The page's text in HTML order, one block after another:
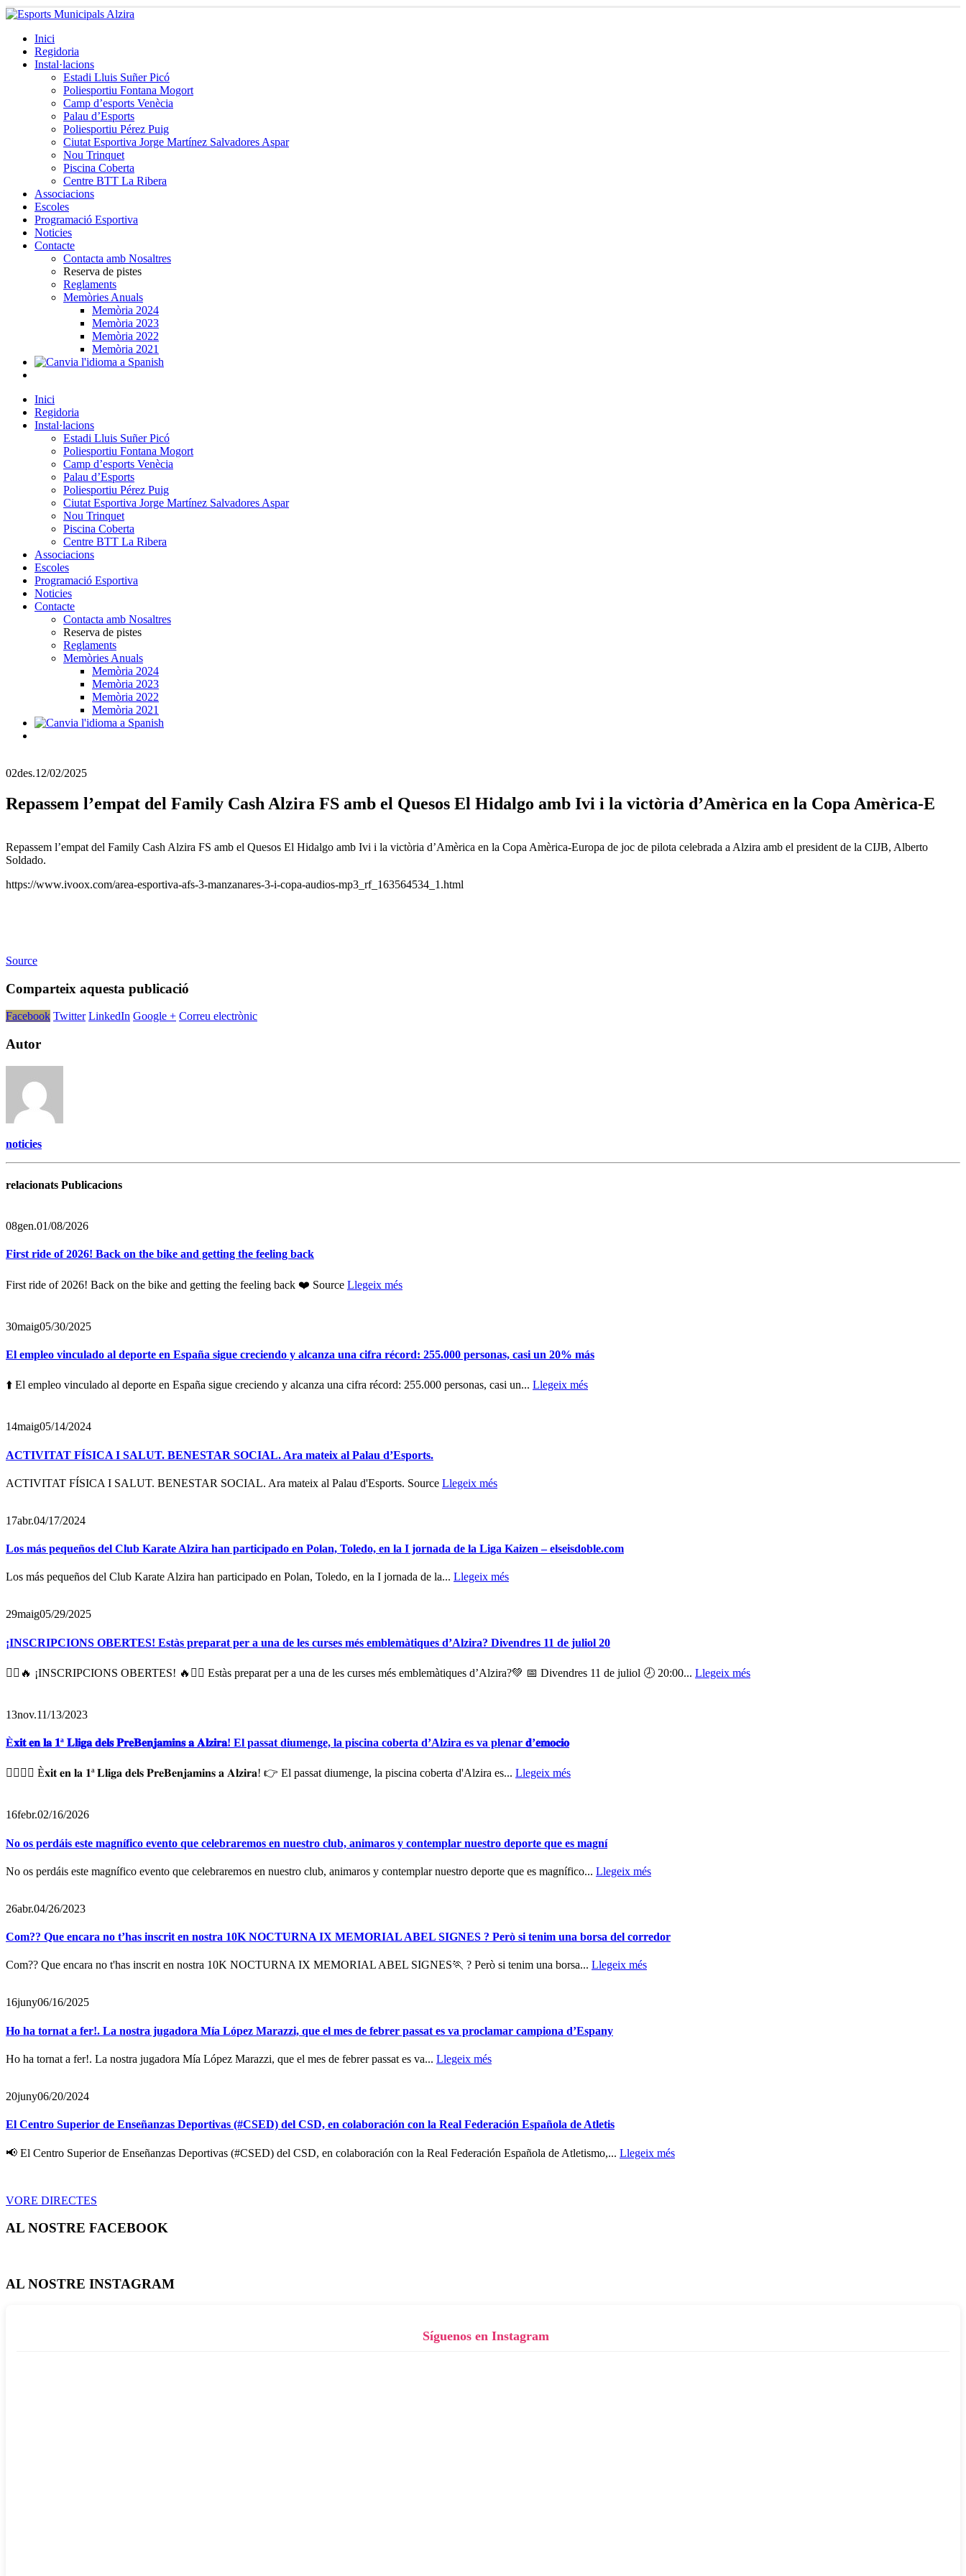
Inici
Regidoria
Instal·lacions
Estadi Lluis Suñer Picó
Poliesportiu Fontana Mogort
Camp d’esports Venècia
Palau d’Esports
Poliesportiu Pérez Puig
Ciutat Esportiva Jorge Martínez Salvadores Aspar
Nou Trinquet
Piscina Coberta
Centre BTT La Ribera
Associacions
Escoles
Programació Esportiva
Noticies
Contacte
Contacta amb Nosaltres
Reserva de pistes
Reglaments
Memòries Anuals
Memòria 2024
Memòria 2023
Memòria 2022
Memòria 2021
Inici
Regidoria
Instal·lacions
Estadi Lluis Suñer Picó
Poliesportiu Fontana Mogort
Camp d’esports Venècia
Palau d’Esports
Poliesportiu Pérez Puig
Ciutat Esportiva Jorge Martínez Salvadores Aspar
Nou Trinquet
Piscina Coberta
Centre BTT La Ribera
Associacions
Escoles
Programació Esportiva
Noticies
Contacte
Contacta amb Nosaltres
Reserva de pistes
Reglaments
Memòries Anuals
Memòria 2024
Memòria 2023
Memòria 2022
Memòria 2021
02des.12/02/2025
Repassem l’empat del Family Cash Alzira FS amb el Quesos El Hidalgo amb Ivi i la victòria d’Amèrica en la Copa Amèrica-E
Repassem l’empat del Family Cash Alzira FS amb el Quesos El Hidalgo amb Ivi i la victòria d’Amèrica en la Copa Amèrica-Europa de joc de pilota celebrada a Alzira amb el president de la CIJB, Alberto
Soldado.
https://www.ivoox.com/area-esportiva-afs-3-manzanares-3-i-copa-audios-mp3_rf_163564534_1.html
Source
Comparteix aquesta publicació
Facebook Twitter LinkedIn Google + Correu electrònic
Autor
noticies
relacionats Publicacions
08gen.01/08/2026
First ride of 2026! Back on the bike and getting the feeling back
First ride of 2026! Back on the bike and getting the feeling back ❤️ Source Llegeix més
30maig05/30/2025
El empleo vinculado al deporte en España sigue creciendo y alcanza una cifra récord: 255.000 personas, casi un 20% más
⬆️ El empleo vinculado al deporte en España sigue creciendo y alcanza una cifra récord: 255.000 personas, casi un... Llegeix més
14maig05/14/2024
ACTIVITAT FÍSICA I SALUT. BENESTAR SOCIAL. Ara mateix al Palau d’Esports.
ACTIVITAT FÍSICA I SALUT. BENESTAR SOCIAL. Ara mateix al Palau d'Esports. Source Llegeix més
17abr.04/17/2024
Los más pequeños del Club Karate Alzira han participado en Polan, Toledo, en la I jornada de la Liga Kaizen – elseisdoble.com
Los más pequeños del Club Karate Alzira han participado en Polan, Toledo, en la I jornada de la... Llegeix més
29maig05/29/2025
¡INSCRIPCIONS OBERTES! Estàs preparat per a una de les curses més emblemàtiques d’Alzira? Divendres 11 de juliol 20
🏃‍♂️🔥 ¡INSCRIPCIONS OBERTES! 🔥🏃‍♀️ Estàs preparat per a una de les curses més emblemàtiques d’Alzira?💚 📅 Divendres 11 de juliol 🕗 20:00... Llegeix més
13nov.11/13/2023
È𝐱𝐢𝐭 𝐞𝐧 𝐥𝐚 𝟏ª 𝐋𝐥𝐢𝐠𝐚 𝐝𝐞𝐥𝐬 𝐏𝐫𝐞𝐁𝐞𝐧𝐣𝐚𝐦𝐢𝐧𝐬 𝐚 𝐀𝐥𝐳𝐢𝐫𝐚! El passat diumenge, la piscina coberta d’Alzira es va plenar 𝐝’𝐞𝐦𝐨𝐜𝐢𝐨
🏊‍♀️🏊‍♀️ È𝐱𝐢𝐭 𝐞𝐧 𝐥𝐚 𝟏ª 𝐋𝐥𝐢𝐠𝐚 𝐝𝐞𝐥𝐬 𝐏𝐫𝐞𝐁𝐞𝐧𝐣𝐚𝐦𝐢𝐧𝐬 𝐚 𝐀𝐥𝐳𝐢𝐫𝐚! 👉 El passat diumenge, la piscina coberta d'Alzira es... Llegeix més
16febr.02/16/2026
No os perdáis este magnífico evento que celebraremos en nuestro club, animaros y contemplar nuestro deporte que es magní
No os perdáis este magnífico evento que celebraremos en nuestro club, animaros y contemplar nuestro deporte que es magnífico... Llegeix més
26abr.04/26/2023
Com?? Que encara no t’has inscrit en nostra 10K NOCTURNA IX MEMORIAL ABEL SIGNES ? Però si tenim una borsa del corredor
Com?? Que encara no t'has inscrit en nostra 10K NOCTURNA IX MEMORIAL ABEL SIGNES🏃 ? Però si tenim una borsa... Llegeix més
16juny06/16/2025
Ho ha tornat a fer!. La nostra jugadora Mía López Marazzi, que el mes de febrer passat es va proclamar campiona d’Espany
Ho ha tornat a fer!. La nostra jugadora Mía López Marazzi, que el mes de febrer passat es va... Llegeix més
20juny06/20/2024
El Centro Superior de Enseñanzas Deportivas (#CSED) del CSD, en colaboración con la Real Federación Española de Atletis
📢 El Centro Superior de Enseñanzas Deportivas (#CSED) del CSD, en colaboración con la Real Federación Española de Atletismo,... Llegeix més
VORE DIRECTES
AL NOSTRE FACEBOOK
AL NOSTRE INSTAGRAM
Síguenos en Instagram